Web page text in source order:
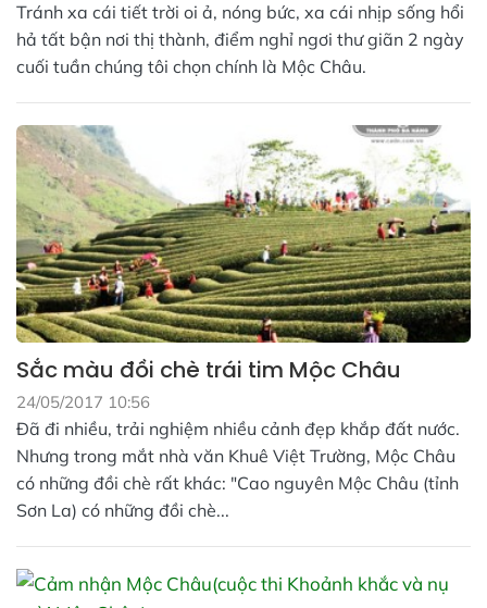
Tránh xa cái tiết trời oi ả, nóng bức, xa cái nhịp sống hổi
hả tất bận nơi thị thành, điểm nghỉ ngơi thư giãn 2 ngày
cuối tuần chúng tôi chọn chính là Mộc Châu.
Sắc màu đồi chè trái tim Mộc Châu
24/05/2017 10:56
Đã đi nhiều, trải nghiệm nhiều cảnh đẹp khắp đất nước.
Nhưng trong mắt nhà văn Khuê Việt Trường, Mộc Châu
có những đồi chè rất khác: "Cao nguyên Mộc Châu (tỉnh
Sơn La) có những đồi chè...